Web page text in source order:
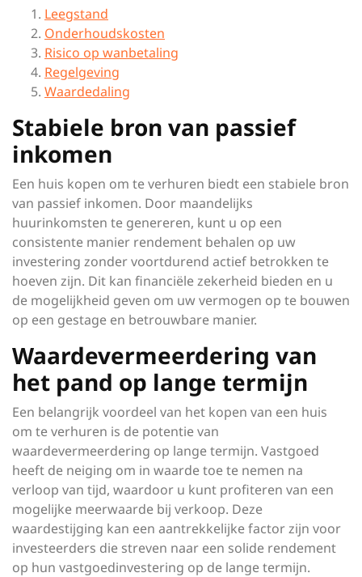
Leegstand
Onderhoudskosten
Risico op wanbetaling
Regelgeving
Waardedaling
Stabiele bron van passief
inkomen
Een huis kopen om te verhuren biedt een stabiele bron
van passief inkomen. Door maandelijks
huurinkomsten te genereren, kunt u op een
consistente manier rendement behalen op uw
investering zonder voortdurend actief betrokken te
hoeven zijn. Dit kan financiële zekerheid bieden en u
de mogelijkheid geven om uw vermogen op te bouwen
op een gestage en betrouwbare manier.
Waardevermeerdering van
het pand op lange termijn
Een belangrijk voordeel van het kopen van een huis
om te verhuren is de potentie van
waardevermeerdering op lange termijn. Vastgoed
heeft de neiging om in waarde toe te nemen na
verloop van tijd, waardoor u kunt profiteren van een
mogelijke meerwaarde bij verkoop. Deze
waardestijging kan een aantrekkelijke factor zijn voor
investeerders die streven naar een solide rendement
op hun vastgoedinvestering op de lange termijn.